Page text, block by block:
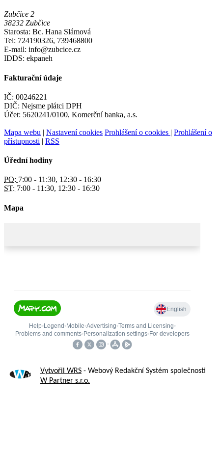
Zubčice 2
38232 Zubčice
Starosta: Bc. Hana Slámová
Tel: 724190326, 739468800
E-mail: info@zubcice.cz
IDDS: ekpaneh
Fakturační údaje
IČ: 00246221
DIČ: Nejsme plátci DPH
Účet: 5620241/0100, Komerční banka, a.s.
Mapa webu | Nastavení cookies Prohlášení o cookies | Prohlášení o
přístupnosti | RSS
Úřední hodiny
PO: 7:00 - 11:30, 12:30 - 16:30
ST: 7:00 - 11:30, 12:30 - 16:30
Mapa
Vytvořil WRS - Webový Redakční Systém společnosti
W Partner s.r.o.